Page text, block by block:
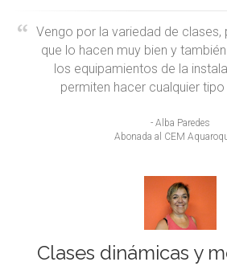
Vengo por la variedad de
que lo hacen muy bien y
los equipamientos de la
permiten hacer cualquier tipo
- Alba Paredes
Abonada al CEM
Clases dinámicas y